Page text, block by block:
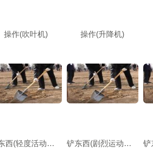
操作(吹叶机) 操作(升降机)
铲东西(轻度活动，<4.5kg/分钟) 铲东西(剧烈运动，>6.8kg/分钟)